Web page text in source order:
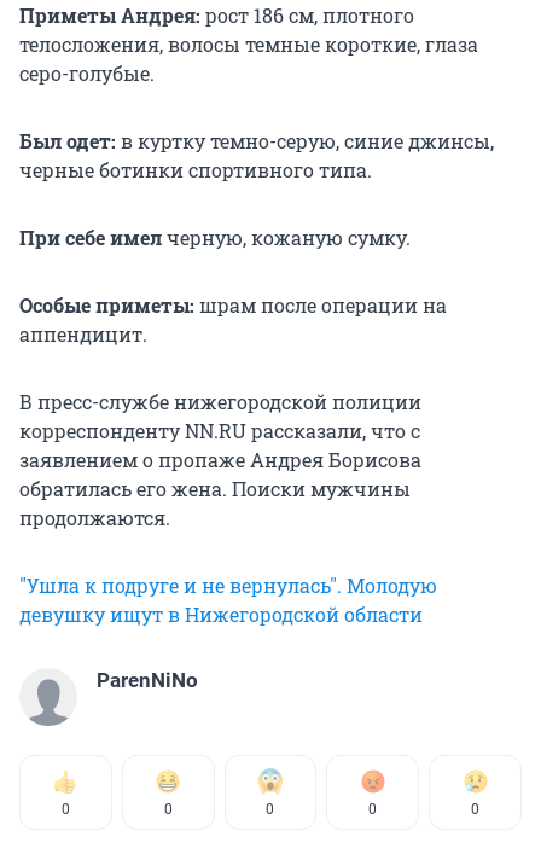
Приметы Андрея: рост 186 см, плотного
телосложения, волосы темные короткие, глаза
серо-голубые.
Был одет: в куртку темно-серую, синие джинсы,
черные ботинки спортивного типа.
При себе имелчерную, кожаную сумку.
Особые приметы: шрам после операции на
аппендицит.
В пресс-службе нижегородской полиции
корреспонденту NN.RU рассказали, что с
заявлением о пропаже Андрея Борисова
обратилась его жена. Поиски мужчины
продолжаются.
"Ушла к подруге и не вернулась". Молодую
девушку ищут в Нижегородской области
ParenNiNo
0 0 0 0 0